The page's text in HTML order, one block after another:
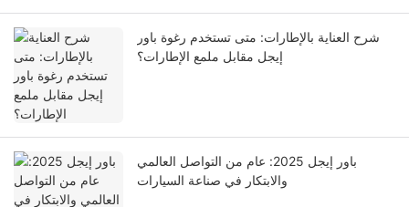
شرح العناية بالإطارات: متى تستخدم رغوة باور
إيجل مقابل ملمع الإطارات؟
باور إيجل 2025: عام من التواصل العالمي
والابتكار في صناعة السيارات